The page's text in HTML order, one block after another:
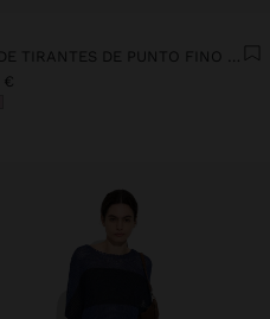
TOP DE TIRANTES DE PUNTO FINO ESTAMPADO
€